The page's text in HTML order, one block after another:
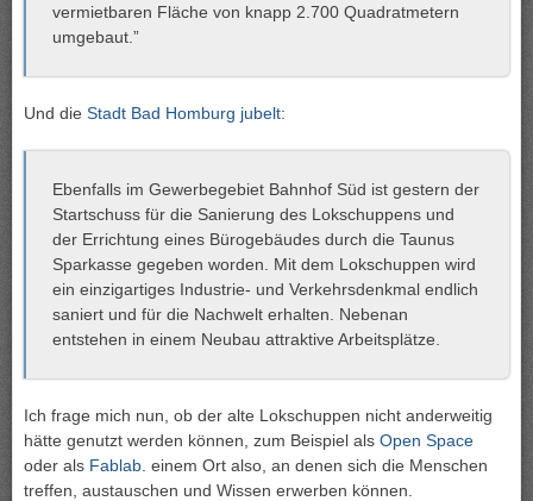
vermietbaren Fläche von knapp 2.700 Quadratmetern
umgebaut.”
Und die Stadt Bad Homburg jubelt:
Ebenfalls im Gewerbegebiet Bahnhof Süd ist gestern der
Startschuss für die Sanierung des Lokschuppens und
der Errichtung eines Bürogebäudes durch die Taunus
Sparkasse gegeben worden. Mit dem Lokschuppen wird
ein einzigartiges Industrie- und Verkehrsdenkmal endlich
saniert und für die Nachwelt erhalten. Nebenan
entstehen in einem Neubau attraktive Arbeitsplätze.
Ich frage mich nun, ob der alte Lokschuppen nicht anderweitig
hätte genutzt werden können, zum Beispiel als Open Space
oder als Fablab . einem Ort also, an denen sich die Menschen
treffen, austauschen und Wissen erwerben können.